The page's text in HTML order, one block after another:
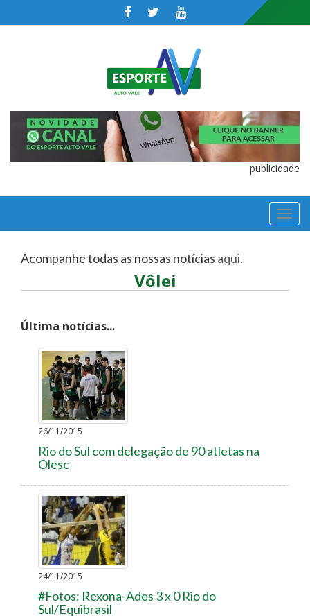
publicidade
Acompanhe todas as nossas notícias aqui.
Vôlei
Última notícias...
26/11/2015
Rio do Sul com delegação de 90 atletas na
Olesc
24/11/2015
#Fotos: Rexona-Ades 3 x 0 Rio do
Sul/Equibrasil